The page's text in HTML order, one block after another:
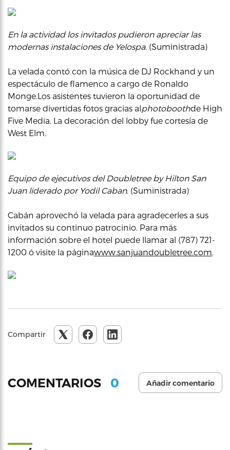
En la actividad los invitados pudieron apreciar las
modernas instalaciones de Yelospa. (Suministrada)
La velada contó con la música de DJ Rockhand y un
espectáculo de flamenco a cargo de Ronaldo
Monge.Los asistentes tuvieron la oportunidad de
tomarse divertidas fotos gracias alphotoboothde High
Five Media. La decoración del lobby fue cortesía de
West Elm.
Equipo de ejecutivos del Doubletree by Hilton San
Juan liderado por Yodil Caban. (Suministrada)
Cabán aprovechó la velada para agradecerles a sus
invitados su continuo patrocinio. Para más
información sobre el hotel puede llamar al (787) 721-
1200 ó visite la páginawww.sanjuandoubletree.com.
Compartir
COMENTARIOS 0 Añadir comentario